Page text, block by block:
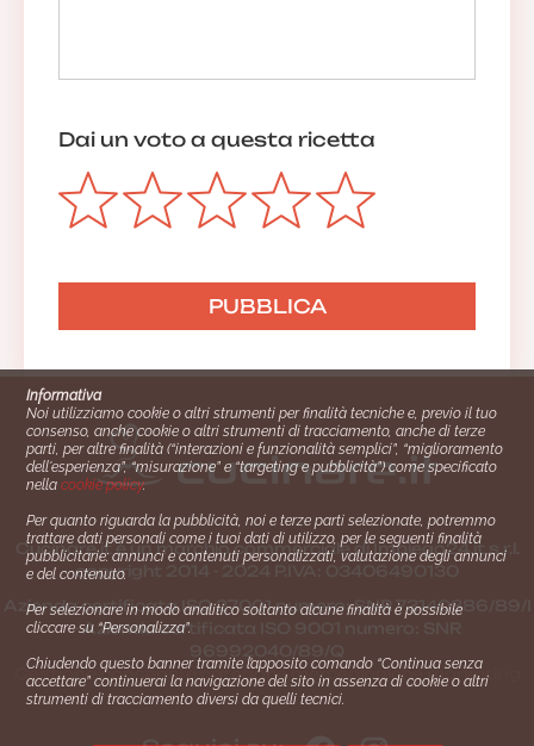
Dai un voto a questa ricetta
Cucinare.it è un marchio commerciale di Impiego24.it s.r.l.
copyright 2014 - 2024 P.IVA: 03406490130
Azienda certiﬁcata ISO 27001 numero: SNR 73140386/89/I
- Azienda certiﬁcata ISO 9001 numero: SNR
Gestione consensi e categorie merceologiche marketing
Informativa
Noi utilizziamo cookie o altri strumenti per finalità tecniche e, previo il tuo
consenso, anche cookie o altri strumenti di tracciamento, anche di terze
parti, per altre finalità (“interazioni e funzionalità semplici”, “miglioramento
dell'esperienza”, “misurazione” e “targeting e pubblicità”) come specificato
nellacookie policy.
Per quanto riguarda la pubblicità, noi e terze parti selezionate, potremmo
trattare dati personali come i tuoi dati di utilizzo, per le seguenti finalità
pubblicitarie: annunci e contenuti personalizzati, valutazione degli annunci
e del contenuto.
Per selezionare in modo analitico soltanto alcune finalità è possibile
cliccare su “Personalizza”.
Chiudendo questo banner tramite l’apposito comando “Continua senza
accettare” continuerai la navigazione del sito in assenza di cookie o altri
strumenti di tracciamento diversi da quelli tecnici.